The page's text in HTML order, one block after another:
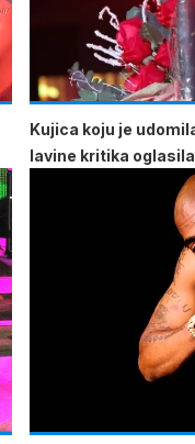
Kujica koju je
lavine kritika